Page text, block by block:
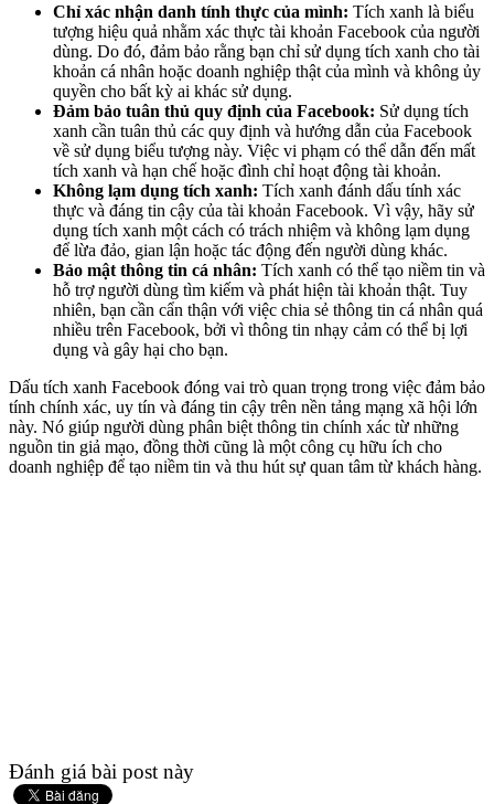
Chỉ xác nhận danh tính thực của mình: Tích xanh là biểu
tượng hiệu quả nhằm xác thực tài khoản Facebook của người
dùng. Do đó, đảm bảo rằng bạn chỉ sử dụng tích xanh cho tài
khoản cá nhân hoặc doanh nghiệp thật của mình và không ủy
quyền cho bất kỳ ai khác sử dụng.
Đảm bảo tuân thủ quy định của Facebook: Sử dụng tích
xanh cần tuân thủ các quy định và hướng dẫn của Facebook
về sử dụng biểu tượng này. Việc vi phạm có thể dẫn đến mất
tích xanh và hạn chế hoặc đình chỉ hoạt động tài khoản.
Không lạm dụng tích xanh: Tích xanh đánh dấu tính xác
thực và đáng tin cậy của tài khoản Facebook. Vì vậy, hãy sử
dụng tích xanh một cách có trách nhiệm và không lạm dụng
để lừa đảo, gian lận hoặc tác động đến người dùng khác.
Bảo mật thông tin cá nhân: Tích xanh có thể tạo niềm tin và
hỗ trợ người dùng tìm kiếm và phát hiện tài khoản thật. Tuy
nhiên, bạn cần cẩn thận với việc chia sẻ thông tin cá nhân quá
nhiều trên Facebook, bởi vì thông tin nhạy cảm có thể bị lợi
dụng và gây hại cho bạn.
Dấu tích xanh Facebook đóng vai trò quan trọng trong việc đảm bảo
tính chính xác, uy tín và đáng tin cậy trên nền tảng mạng xã hội lớn
này. Nó giúp người dùng phân biệt thông tin chính xác từ những
nguồn tin giả mạo, đồng thời cũng là một công cụ hữu ích cho
doanh nghiệp để tạo niềm tin và thu hút sự quan tâm từ khách hàng.
Đánh giá bài post này